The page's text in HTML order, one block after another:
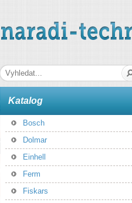
naradi-technika.cz
Katalog
Bosch
Dolmar
Einhell
Ferm
Fiskars
Hledaná fráze